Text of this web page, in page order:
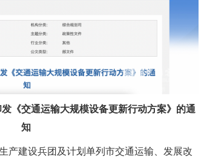
《交通运输大规模设备更新行动方案》的通
知
产建设兵团及计划单列市交通运输、发展改